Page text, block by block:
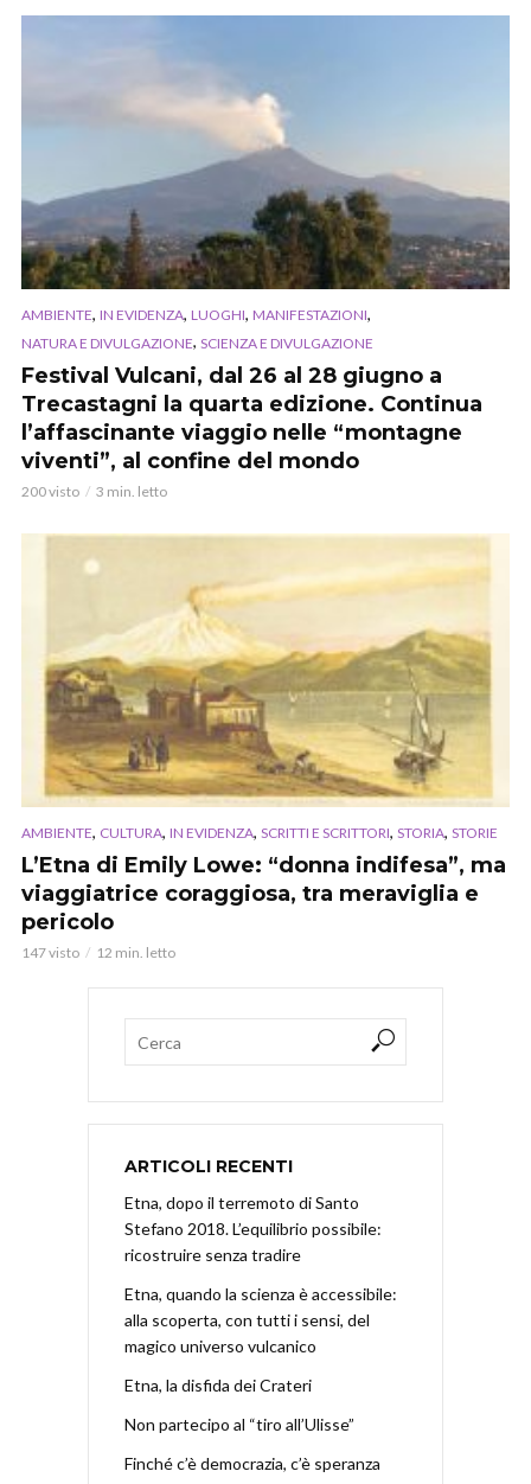
AMBIENTE, IN EVIDENZA, LUOGHI, MANIFESTAZIONI,
NATURA E DIVULGAZIONE, SCIENZA E DIVULGAZIONE
Festival Vulcani, dal 26 al 28 giugno a
Trecastagni la quarta edizione. Continua
l’affascinante viaggio nelle “montagne
viventi”, al confine del mondo
200 visto 3 min. letto
AMBIENTE, CULTURA, IN EVIDENZA, SCRITTI E SCRITTORI, STORIA, STORIE
L’Etna di Emily Lowe: “donna indifesa”, ma
viaggiatrice coraggiosa, tra meraviglia e
pericolo
147 visto 12 min. letto
ARTICOLI RECENTI
Etna, dopo il terremoto di Santo
Stefano 2018. L’equilibrio possibile:
ricostruire senza tradire
Etna, quando la scienza è accessibile:
alla scoperta, con tutti i sensi, del
magico universo vulcanico
Etna, la disfida dei Crateri
Non partecipo al “tiro all’Ulisse”
Finché c’è democrazia, c’è speranza